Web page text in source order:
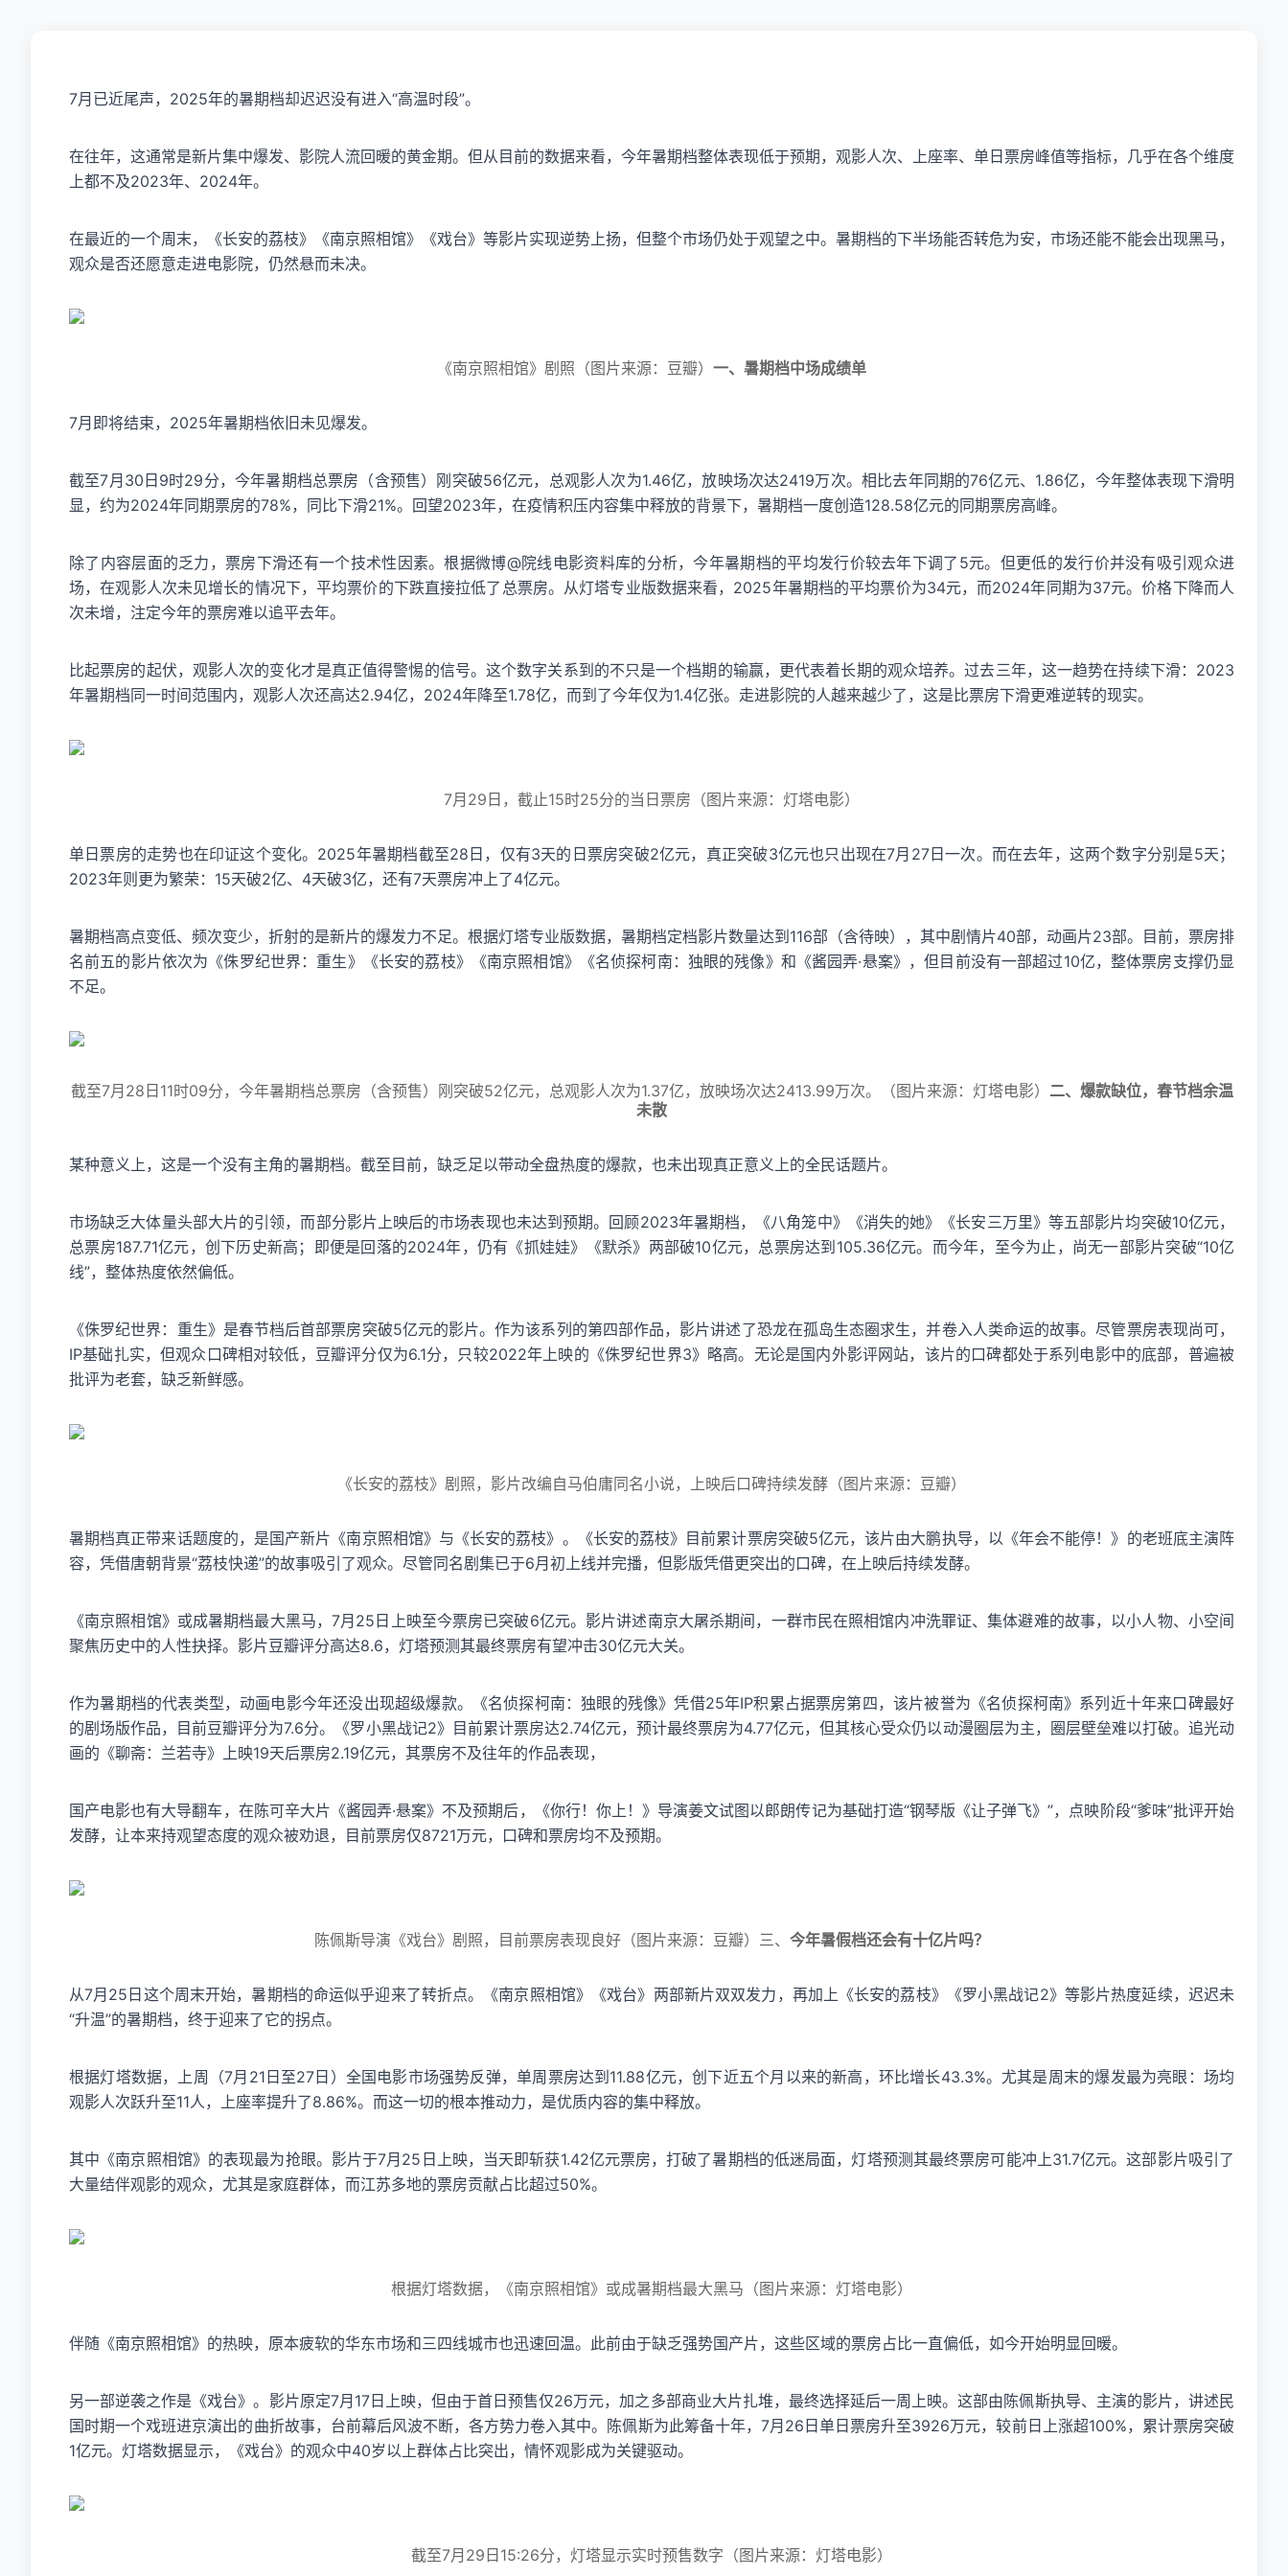
7月已近尾声，2025年的暑期档却迟迟没有进入“高温时段”。
在往年，这通常是新片集中爆发、影院人流回暖的黄金期。但从目前的数据来看，今年暑期档整体表现低于预期，观影人次、上座率、单日票房峰值等指标，几乎在各个维度
上都不及2023年、2024年。
在最近的一个周末，《长安的荔枝》《南京照相馆》《戏台》等影片实现逆势上扬，但整个市场仍处于观望之中。暑期档的下半场能否转危为安，市场还能不能会出现黑马，
观众是否还愿意走进电影院，仍然悬而未决。
《南京照相馆》剧照（图片来源：豆瓣） 一、暑期档中场成绩单
7月即将结束，2025年暑期档依旧未见爆发。
截至7月30日9时29分，今年暑期档总票房（含预售）刚突破56亿元，总观影人次为1.46亿，放映场次达2419万次。相比去年同期的76亿元、1.86亿，今年整体表现下滑明
显，约为2024年同期票房的78%，同比下滑21%。回望2023年，在疫情积压内容集中释放的背景下，暑期档一度创造128.58亿元的同期票房高峰。
除了内容层面的乏力，票房下滑还有一个技术性因素。根据微博@院线电影资料库的分析，今年暑期档的平均发行价较去年下调了5元。但更低的发行价并没有吸引观众进
场，在观影人次未见增长的情况下，平均票价的下跌直接拉低了总票房。从灯塔专业版数据来看，2025年暑期档的平均票价为34元，而2024年同期为37元。价格下降而人
次未增，注定今年的票房难以追平去年。
比起票房的起伏，观影人次的变化才是真正值得警惕的信号。这个数字关系到的不只是一个档期的输赢，更代表着长期的观众培养。过去三年，这一趋势在持续下滑：2023
年暑期档同一时间范围内，观影人次还高达2.94亿，2024年降至1.78亿，而到了今年仅为1.4亿张。走进影院的人越来越少了，这是比票房下滑更难逆转的现实。
7月29日，截止15时25分的当日票房（图片来源：灯塔电影）
单日票房的走势也在印证这个变化。2025年暑期档截至28日，仅有3天的日票房突破2亿元，真正突破3亿元也只出现在7月27日一次。而在去年，这两个数字分别是5天；
2023年则更为繁荣：15天破2亿、4天破3亿，还有7天票房冲上了4亿元。
暑期档高点变低、频次变少，折射的是新片的爆发力不足。根据灯塔专业版数据，暑期档定档影片数量达到116部（含待映），其中剧情片40部，动画片23部。目前，票房排
名前五的影片依次为《侏罗纪世界：重生》《长安的荔枝》《南京照相馆》《名侦探柯南：独眼的残像》和《酱园弄·悬案》，但目前没有一部超过10亿，整体票房支撑仍显
不足。
截至7月28日11时09分，今年暑期档总票房（含预售）刚突破52亿元，总观影人次为1.37亿，放映场次达2413.99万次。（图片来源：灯塔电影） 二、爆款缺位，春节档余温
未散
某种意义上，这是一个没有主角的暑期档。截至目前，缺乏足以带动全盘热度的爆款，也未出现真正意义上的全民话题片。
市场缺乏大体量头部大片的引领，而部分影片上映后的市场表现也未达到预期。回顾2023年暑期档，《八角笼中》《消失的她》《长安三万里》等五部影片均突破10亿元，
总票房187.71亿元，创下历史新高；即便是回落的2024年，仍有《抓娃娃》《默杀》两部破10亿元，总票房达到105.36亿元。而今年，至今为止，尚无一部影片突破“10亿
线”，整体热度依然偏低。
《侏罗纪世界：重生》是春节档后首部票房突破5亿元的影片。作为该系列的第四部作品，影片讲述了恐龙在孤岛生态圈求生，并卷入人类命运的故事。尽管票房表现尚可，
IP基础扎实，但观众口碑相对较低，豆瓣评分仅为6.1分，只较2022年上映的《侏罗纪世界3》略高。无论是国内外影评网站，该片的口碑都处于系列电影中的底部，普遍被
批评为老套，缺乏新鲜感。
《长安的荔枝》剧照，影片改编自马伯庸同名小说，上映后口碑持续发酵（图片来源：豆瓣）
暑期档真正带来话题度的，是国产新片《南京照相馆》与《长安的荔枝》。《长安的荔枝》目前累计票房突破5亿元，该片由大鹏执导，以《年会不能停！》的老班底主演阵
容，凭借唐朝背景“荔枝快递”的故事吸引了观众。尽管同名剧集已于6月初上线并完播，但影版凭借更突出的口碑，在上映后持续发酵。
《南京照相馆》或成暑期档最大黑马，7月25日上映至今票房已突破6亿元。影片讲述南京大屠杀期间，一群市民在照相馆内冲洗罪证、集体避难的故事，以小人物、小空间
聚焦历史中的人性抉择。影片豆瓣评分高达8.6，灯塔预测其最终票房有望冲击30亿元大关。
作为暑期档的代表类型，动画电影今年还没出现超级爆款。《名侦探柯南：独眼的残像》凭借25年IP积累占据票房第四，该片被誉为《名侦探柯南》系列近十年来口碑最好
的剧场版作品，目前豆瓣评分为7.6分。《罗小黑战记2》目前累计票房达2.74亿元，预计最终票房为4.77亿元，但其核心受众仍以动漫圈层为主，圈层壁垒难以打破。追光动
画的《聊斋：兰若寺》上映19天后票房2.19亿元，其票房不及往年的作品表现，
国产电影也有大导翻车，在陈可辛大片《酱园弄·悬案》不及预期后，《你行！你上！》导演姜文试图以郎朗传记为基础打造“钢琴版《让子弹飞》”，点映阶段“爹味”批评开始
发酵，让本来持观望态度的观众被劝退，目前票房仅8721万元，口碑和票房均不及预期。
陈佩斯导演《戏台》剧照，目前票房表现良好（图片来源：豆瓣）三、 今年暑假档还会有十亿片吗？
从7月25日这个周末开始，暑期档的命运似乎迎来了转折点。《南京照相馆》《戏台》两部新片双双发力，再加上《长安的荔枝》《罗小黑战记2》等影片热度延续，迟迟未
“升温”的暑期档，终于迎来了它的拐点。
根据灯塔数据，上周（7月21日至27日）全国电影市场强势反弹，单周票房达到11.88亿元，创下近五个月以来的新高，环比增长43.3%。尤其是周末的爆发最为亮眼：场均
观影人次跃升至11人，上座率提升了8.86%。而这一切的根本推动力，是优质内容的集中释放。
其中《南京照相馆》的表现最为抢眼。影片于7月25日上映，当天即斩获1.42亿元票房，打破了暑期档的低迷局面，灯塔预测其最终票房可能冲上31.7亿元。这部影片吸引了
大量结伴观影的观众，尤其是家庭群体，而江苏多地的票房贡献占比超过50%。
根据灯塔数据，《南京照相馆》或成暑期档最大黑马（图片来源：灯塔电影）
伴随《南京照相馆》的热映，原本疲软的华东市场和三四线城市也迅速回温。此前由于缺乏强势国产片，这些区域的票房占比一直偏低，如今开始明显回暖。
另一部逆袭之作是《戏台》。影片原定7月17日上映，但由于首日预售仅26万元，加之多部商业大片扎堆，最终选择延后一周上映。这部由陈佩斯执导、主演的影片，讲述民
国时期一个戏班进京演出的曲折故事，台前幕后风波不断，各方势力卷入其中。陈佩斯为此筹备十年，7月26日单日票房升至3926万元，较前日上涨超100%，累计票房突破
1亿元。灯塔数据显示，《戏台》的观众中40岁以上群体占比突出，情怀观影成为关键驱动。
截至7月29日15:26分，灯塔显示实时预售数字（图片来源：灯塔电影）